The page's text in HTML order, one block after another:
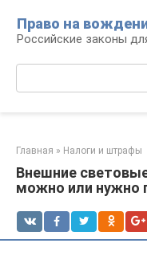
контенту
Право на
Российские законы
Главная » Налоги и штрафы
Внешние
можно или нужно